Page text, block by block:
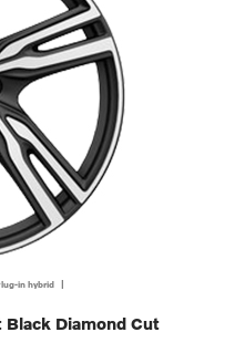
in hybrid |
Diamond Cut